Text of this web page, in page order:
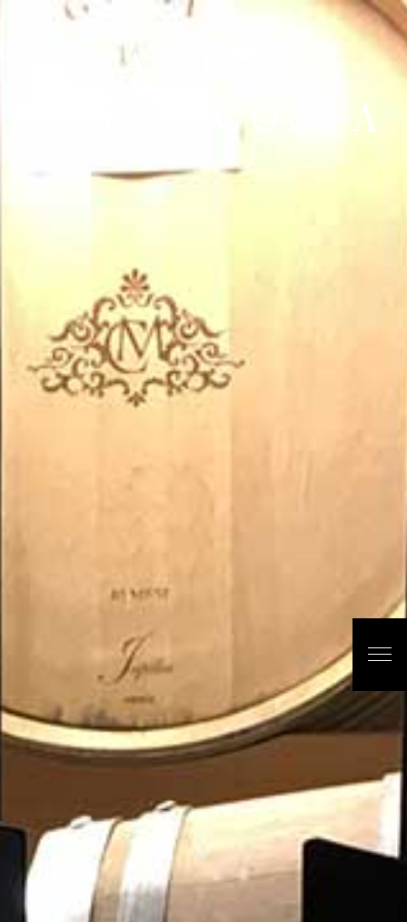
CANTINA
MARIO COSTA